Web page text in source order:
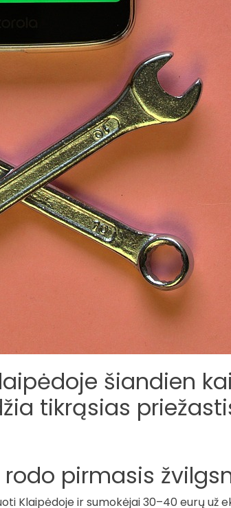
šiandien
tikrąsias
pirmasis
Klaipėdoje ir sumokėjai 30–40 eurų už